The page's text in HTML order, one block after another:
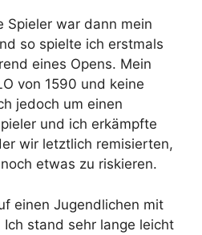
Spieler war dann mein
so spielte ich erstmals
eines Opens. Mein
von 1590 und keine
jedoch um einen
und ich erkämpfte
wir letztlich remisierten,
etwas zu riskieren.
einen Jugendlichen mit
Ich stand sehr lange leicht